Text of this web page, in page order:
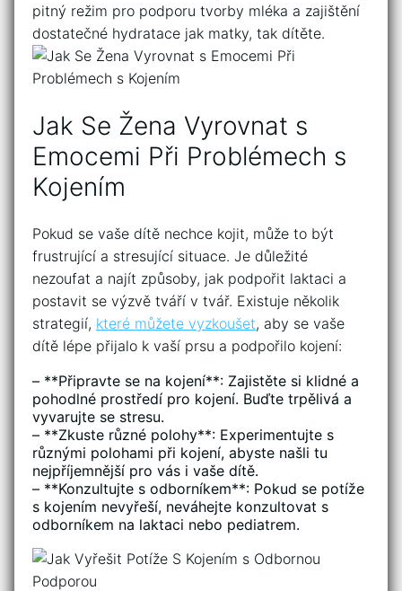
pitný režim pro podporu ‍tvorby mléka a zajištění
dostatečné hydratace jak matky, tak ⁢dítěte.
Jak Se Žena Vyrovnat s
Emocemi Při Problémech s
‌Kojením
Pokud se vaše dítě nechce kojit, může to být
‌frustrující a stresující situace. Je důležité
nezoufat a najít způsoby,⁢ jak podpořit ‌laktaci a
postavit se výzvě tváří ⁣v tvář. Existuje⁢ několik
strategií, které můžete‍ vyzkoušet, aby se vaše
dítě lépe přijalo k vaší prsu a podpořilo kojení:
– **Připravte se na kojení**: Zajistěte si klidné a
pohodlné prostředí pro kojení. Buďte trpělivá a
vyvarujte se⁤ stresu.
– **Zkuste různé polohy**: Experimentujte s
⁤různými polohami​ při kojení, abyste našli tu
nejpříjemnější pro vás i vaše dítě.
– **Konzultujte s odborníkem**: ⁢Pokud‌ se potíže
s kojením nevyřeší, neváhejte konzultovat s
odborníkem‌ na laktaci nebo pediatrem.